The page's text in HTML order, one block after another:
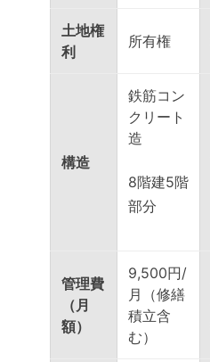
土地権
利
所有権
構造
鉄筋コン
クリート
造
8階建5階
部分
管理費
（月
額）
9,500円/
月（修繕
積立含
む）